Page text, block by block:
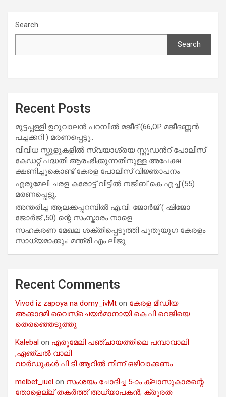
Search
Search
Recent Posts
മുട്ടപ്പള്ളി ഉറുവാലൻ പറമ്പിൽ മജീദ് (66,OP മജീദണ്ണൻ
പച്ചക്കറി ) മരണപ്പെട്ടു..
വിവിധ സ്കൂളുകളില്‍ സ്വയാശ്രയ സ്റ്റുഡന്‍റ് പോലീസ്
കേഡറ്റ് പദ്ധതി ആരംഭിക്കുന്നതിനുള്ള അപേക്ഷ
ക്ഷണിച്ചുകൊണ്ട് കേരള പോലീസ് വിജ്ഞാപനം
എരുമേലി ചരള കരോട്ട് വീട്ടിൽ നജീബ് കെ എച്ച് (55)
മരണപ്പെട്ടു.
അന്തരിച്ച ആ​ല​ക്ക​പ്പ​റമ്പിൽ​ എ.​വി. ജോ​ർ​ജ് ( ഷിജോ
ജോർജ് ,50) ന്റെ സംസ്കാരം നാളെ
സഹകരണ മേഖല ശക്തിപ്പെടുത്തി പുതുയുഗ കേരളം
സാധ്യമാക്കും: മന്ത്രി എം ലിജു
Recent Comments
Vivod iz zapoya na domy_ivMt on കേരള മീഡിയ
അക്കാദമി വൈസ്ചെയർമാനായി കെ.പി റെജിയെ
തെരഞ്ഞെടുത്തു
Kalebal on എരുമേലി പഞ്ചായത്തിലെ പമ്പാവാലി
,ഏഞ്ചൽ വാലി
വാർഡുകൾ പി ടി ആറിൽ നിന്ന് ഒഴിവാക്കണം
melbet_iuel on സംശയം ചോദിച്ച 5-ാം ക്ലാസുകാരന്റെ
തോളെല്ല് തകർത്ത് അധ്യാപകൻ; ക്രൂരത